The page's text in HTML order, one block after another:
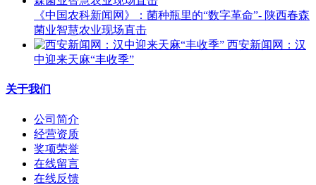
《中国农科新闻网》：菌种瓶里的“数字革命”- 陕西春森
菌业智慧农业现场直击
西安新闻网：汉
中迎来天麻“丰收季”
关于我们
公司简介
经营资质
奖项荣誉
在线留言
在线反馈